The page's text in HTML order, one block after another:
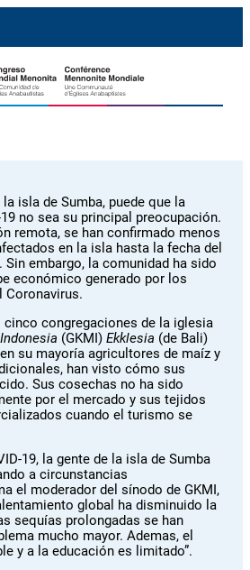
isla de Sumba, puede que la
no sea su principal preocupación.
remota, se han confirmado menos
en la isla hasta la fecha del
Sin embargo, la comunidad ha sido
económico generado por los
Coronavirus.
congregaciones de la iglesia
(GKMI)Ekklesia (de Bali)
su mayoría agricultores de maíz y
han visto cómo sus
Sus cosechas no ha sido
por el mercado y sus tejidos
cuando el turismo se
19, la gente de la isla de Sumba
a circunstancias
el moderador del sínodo de GKMI,
global ha disminuido la
sequías prolongadas se han
mucho mayor. Ademas, el
y a la educación es limitado”.